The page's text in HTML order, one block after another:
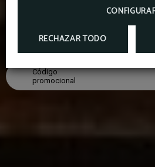
RECHAZAR TODO
confort para ofrecer una
Código
promocional